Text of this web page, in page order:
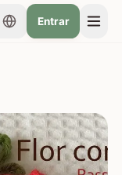
Entrar